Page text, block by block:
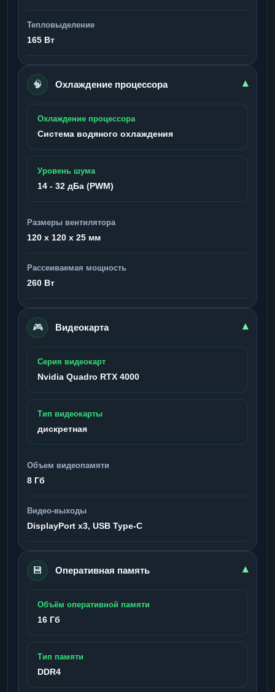
Тепловыделение
165 Вт
🧠 Охлаждение процессора ▾
Охлаждение процессора
Система водяного охлаждения
Уровень шума
14 - 32 дБа (PWM)
Размеры вентилятора
120 x 120 x 25 мм
Рассеиваемая мощность
260 Вт
🎮 Видеокарта ▾
Серия видеокарт
Nvidia Quadro RTX 4000
Тип видеокарты
дискретная
Объем видеопамяти
8 Гб
Видео-выходы
DisplayPort x3, USB Type-C
💾 Оперативная память ▾
Объём оперативной памяти
16 Гб
Тип памяти
DDR4